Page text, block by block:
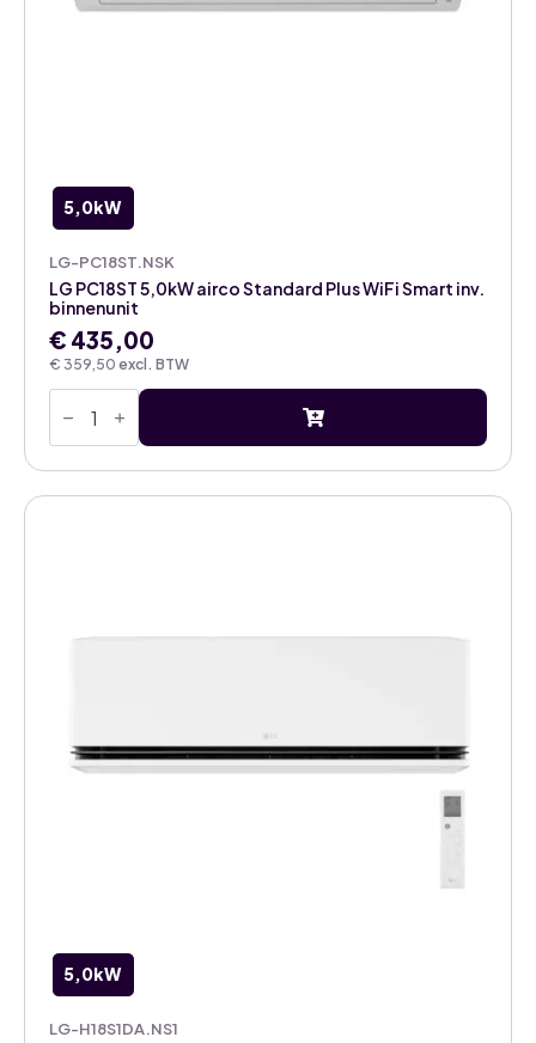
5,0kW
LG-PC18ST.NSK
€ 359,50 excl. BTW
LG PC18ST 5,0kW airco Standard Plus WiFi Smart inv.
binnenunit
€ 435,00
LG
PC18ST
airco
Standard
Plus
5,0kW
LG-H18S1DA.NS1